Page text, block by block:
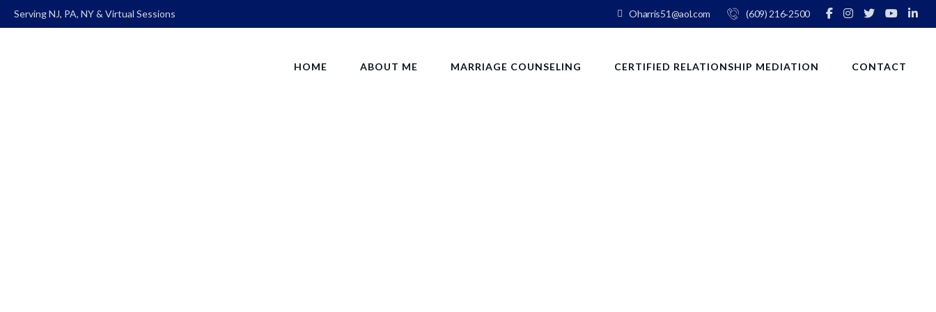
Serving NJ, PA, NY & Virtual Sessions Oharris51@aol.com (609) 216‑2500
HOME ABOUT ME MARRIAGE COUNSELING CERTIFIED RELATIONSHIP MEDIATION CONTACT